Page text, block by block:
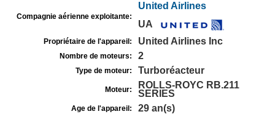
Compagnie aérienne exploitante:
United Airlines
UA
Propriétaire de l'appareil: United Airlines Inc
Nombre de moteurs: 2
Type de moteur: Turboréacteur
Moteur:
ROLLS-ROYC RB.211
SERIES
Age de l'appareil: 29 an(s)